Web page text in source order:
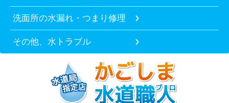
洗面所の水漏れ・つまり修理
その他、水トラブル